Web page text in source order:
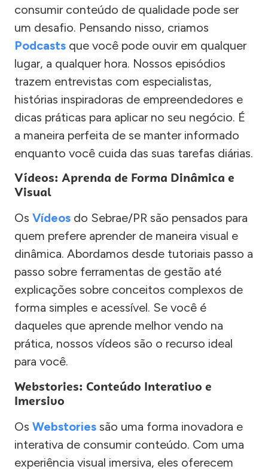
consumir conteúdo de qualidade pode ser
um desafio. Pensando nisso, criamos
Podcasts que você pode ouvir em qualquer
lugar, a qualquer hora. Nossos episódios
trazem entrevistas com especialistas,
histórias inspiradoras de empreendedores e
dicas práticas para aplicar no seu negócio. É
a maneira perfeita de se manter informado
enquanto você cuida das suas tarefas diárias.
Vídeos: Aprenda de Forma Dinâmica e
Visual
Os Vídeos do Sebrae/PR são pensados para
quem prefere aprender de maneira visual e
dinâmica. Abordamos desde tutoriais passo a
passo sobre ferramentas de gestão até
explicações sobre conceitos complexos de
forma simples e acessível. Se você é
daqueles que aprende melhor vendo na
prática, nossos vídeos são o recurso ideal
para você.
Webstories: Conteúdo Interativo e
Imersivo
Os Webstories são uma forma inovadora e
interativa de consumir conteúdo. Com uma
experiência visual imersiva, eles oferecem